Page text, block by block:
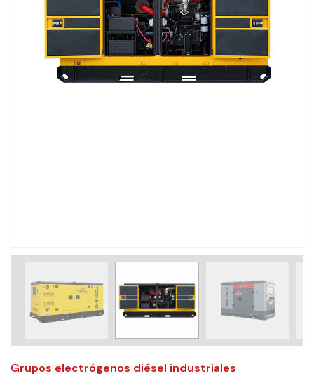
Grupos electrógenos diésel industriales